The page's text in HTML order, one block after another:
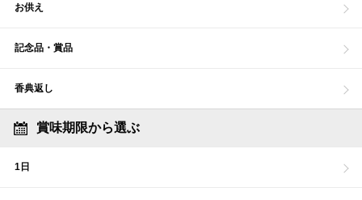
お供え
記念品・賞品
香典返し
賞味期限から選ぶ
1日